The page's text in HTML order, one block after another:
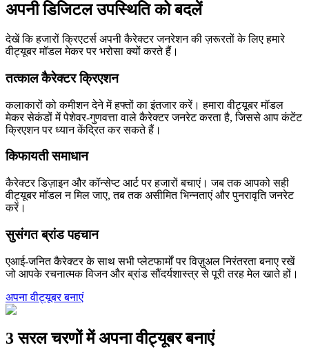
अपनी डिजिटल उपस्थिति को बदलें
देखें कि हजारों क्रिएटर्स अपनी कैरेक्टर जनरेशन की ज़रूरतों के लिए हमारे
वीट्यूबर मॉडल मेकर पर भरोसा क्यों करते हैं।
तत्काल कैरेक्टर क्रिएशन
कलाकारों को कमीशन देने में हफ्तों का इंतजार करें। हमारा वीट्यूबर मॉडल
मेकर सेकंडों में पेशेवर-गुणवत्ता वाले कैरेक्टर जनरेट करता है, जिससे आप कंटेंट
क्रिएशन पर ध्यान केंद्रित कर सकते हैं।
किफायती समाधान
कैरेक्टर डिज़ाइन और कॉन्सेप्ट आर्ट पर हजारों बचाएं। जब तक आपको सही
वीट्यूबर मॉडल न मिल जाए, तब तक असीमित भिन्नताएं और पुनरावृति जनरेट
करें।
सुसंगत ब्रांड पहचान
एआई-जनित कैरेक्टर के साथ सभी प्लेटफार्मों पर विज़ुअल निरंतरता बनाए रखें
जो आपके रचनात्मक विजन और ब्रांड सौंदर्यशास्त्र से पूरी तरह मेल खाते हों।
अपना वीट्यूबर बनाएं
3 सरल चरणों में अपना वीट्यूबर बनाएं